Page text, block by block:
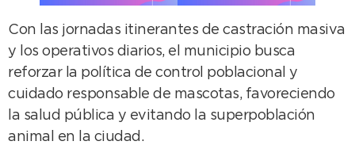
Con las jornadas itinerantes de castración masiva
y los operativos diarios, el municipio busca
reforzar la política de control poblacional y
cuidado responsable de mascotas, favoreciendo
la salud pública y evitando la superpoblación
animal en la ciudad.